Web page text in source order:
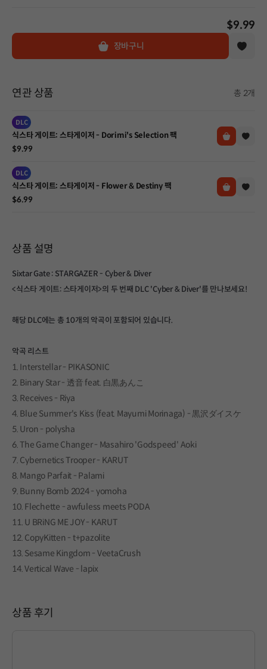
$9.99
장바구니
연관 상품 총 2개
DLC
식스타 게이트: 스타게이저 - Dorimi's Selection 팩
$9.99
DLC
식스타 게이트: 스타게이저 - Flower & Destiny 팩
$6.99
상품 설명
Sixtar Gate : STARGAZER - Cyber & Diver
<식스타 게이트: 스타게이저>의 두 번째 DLC 'Cyber & Diver'를 만나보세요!
해당 DLC에는 총 10개의 악곡이 포함되어 있습니다.
악곡 리스트
1. Interstellar - PIKASONIC
2. Binary Star - 透音 feat. 白黒あんこ
3. Receives - Riya
4. Blue Summer's Kiss (feat. Mayumi Morinaga) - 黒沢ダイスケ
5. Uron - polysha
6. The Game Changer - Masahiro 'Godspeed' Aoki
7. Cybernetics Trooper - KARUT
8. Mango Parfait - Palami
9. Bunny Bomb 2024 - yomoha
10. Flechette - awfuless meets PODA
11. U BRiNG ME JOY - KARUT
12. CopyKitten - t+pazolite
13. Sesame Kingdom - VeetaCrush
14. Vertical Wave - lapix
상품 후기